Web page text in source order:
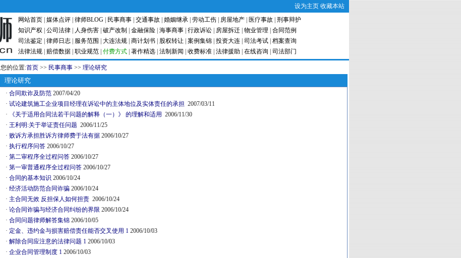
设为主页 收藏本站
网站首页 媒体点评 律师BLOG 民事商事 交通事故 婚姻继承 劳动工伤 房屋地产 医疗事故 刑事辩护
知识产权
公司法律 人身伤害 破产改制 金融保险 海事商事 行政诉讼 房屋拆迁 物业管理
合同范例
司法鉴定
律师日志 服务范围 大连法规 商计划书 股权转让 案例集锦 投资大连 司法考试 档案查询
法律法规
赔偿数据 职业规范 付费方式 著作精选 法制新闻 收费标准 法律援助 在线咨询 司法部门
您的位置:首页 >> 民事商事 >> 理论研究
理论研究
· 合同欺诈及防范 2007/04/20
· 试论建筑施工企业项目经理在诉讼中的主体地位及实体责任的承担 2007/03/11
·
《关于适用合同法若干问题的解释（一）》 的理解和适用 2006/11/30
· 王利明:关于举证责任问题 2006/11/25
· 败诉方承担胜诉方律师费于法有据 2006/10/27
· 执行程序问答 2006/10/27
· 第二审程序全过程问答 2006/10/27
· 第一审普通程序全过程问答 2006/10/27
· 合同的基本知识 2006/10/24
· 经济活动防范合同诈骗 2006/10/24
· 主合同无效 反担保人如何担责 2006/10/24
· 论合同诈骗与经济合同纠纷的界限 2006/10/24
· 合同问题律师解答集锦 2006/10/05
· 定金、违约金与损害赔偿责任能否交叉使用 1 2006/10/03
· 解除合同应注意的法律问题 1 2006/10/03
· 企业合同管理制度 1 2006/10/03